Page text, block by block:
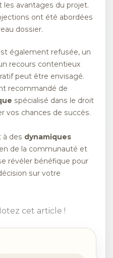
avantages du projet.
ont été abordées
dossier.
également refusée, un
recours contentieux
peut être envisagé.
recommandé de
spécialisé dans le droit
vos chances de succès.
à des dynamiques
de la communauté et
révéler bénéfique pour
sur votre
cet article !